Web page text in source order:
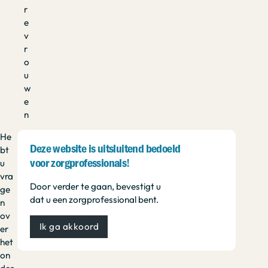
r
e
v
r
o
u
w
e
n
He
bt
u
vra
ge
n
ov
er
het
on
Deze website is uitsluitend bedoeld
voor zorgprofessionals!
Door verder te gaan, bevestigt u
dat u een zorgprofessional bent.
Ik ga akkoord